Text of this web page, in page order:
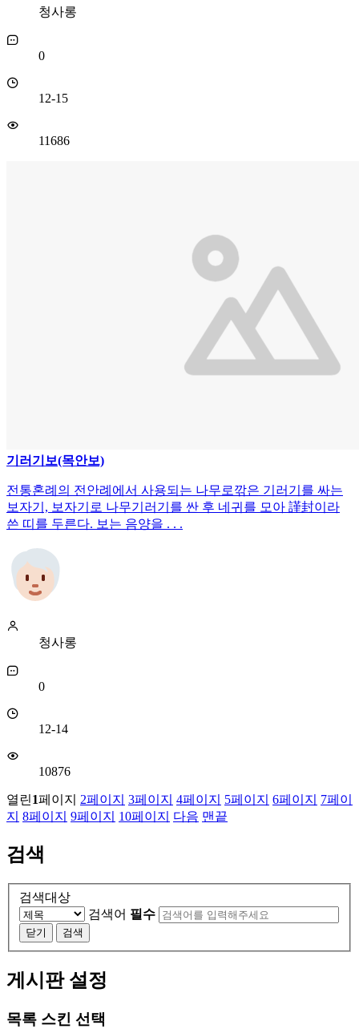
청사롱
0
12-15
11686
기러기보(목안보)
전통혼례의 전안례에서 사용되는 나무로깎은 기러기를 싸는
보자기, 보자기로 나무기러기를 싼 후 네귀를 모아 謹封이라
쓴 띠를 두른다. 보는 음양을 . . .
청사롱
0
12-14
10876
열린1페이지 2페이지 3페이지 4페이지 5페이지 6페이지 7페이
지 8페이지 9페이지 10페이지 다음 맨끝
검색
검색대상
검색어 필수
닫기 검색
게시판 설정
목록 스킨 선택